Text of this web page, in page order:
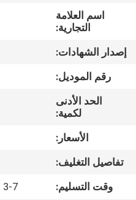
معلومات
جولة
مراقبة
الجودة
اسم العلامة
التجارية:
إصدار الشهادات:
رقم الموديل:
الحد الأدنى
لكمية:
الأسعار:
تفاصيل التغليف:
وقت التسليم:
3-7 أيام عمل بعد تلقي الدفع الكامل